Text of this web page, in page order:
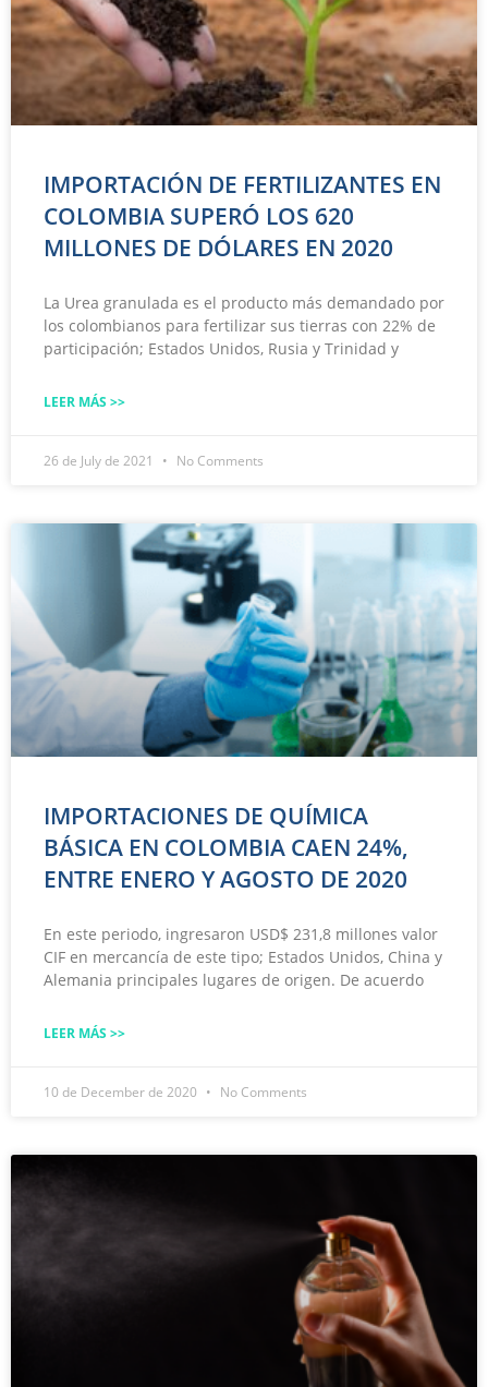
IMPORTACIÓN DE FERTILIZANTES EN
COLOMBIA SUPERÓ LOS 620
MILLONES DE DÓLARES EN 2020
La Urea granulada es el producto más demandado por
los colombianos para fertilizar sus tierras con 22% de
participación; Estados Unidos, Rusia y Trinidad y
LEER MÁS >>
26 de July de 2021 No Comments
IMPORTACIONES DE QUÍMICA
BÁSICA EN COLOMBIA CAEN 24%,
ENTRE ENERO Y AGOSTO DE 2020
En este periodo, ingresaron USD$ 231,8 millones valor
CIF en mercancía de este tipo; Estados Unidos, China y
Alemania principales lugares de origen. De acuerdo
LEER MÁS >>
10 de December de 2020 No Comments